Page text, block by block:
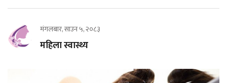
मंगलबार, साउन ५, २०८३
महिला स्वास्थ्य